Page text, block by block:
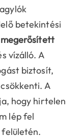
betekintési
vízálló. A
biztosít,
A
hogy hirtelen
lép fel
felületén.